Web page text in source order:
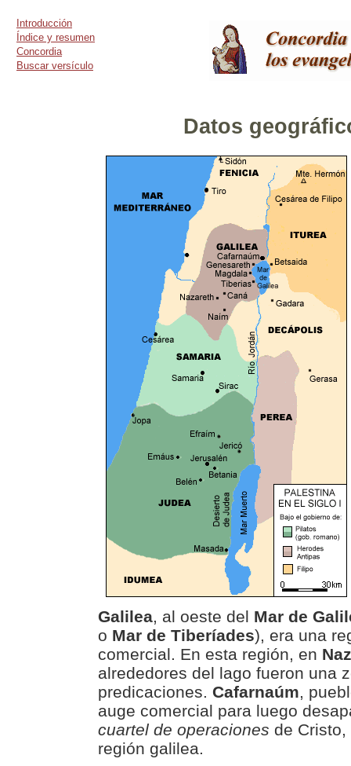
Introducción
Índice y resumen
Concordia
Buscar versículo
Datos
Galilea, al oeste del Mar de
o Mar de Tiberíades), era una
comercial. En esta región, en
alrededores del lago fueron una
predicaciones. Cafarnaúm,
auge comercial para luego
cuartel de operaciones de
región galilea.